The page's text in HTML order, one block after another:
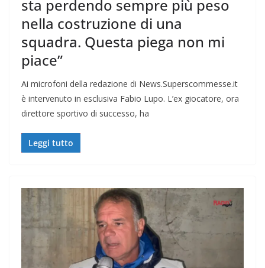
sta perdendo sempre più peso
nella costruzione di una
squadra. Questa piega non mi
piace”
Ai microfoni della redazione di News.Superscommesse.it
è intervenuto in esclusiva Fabio Lupo. L’ex giocatore, ora
direttore sportivo di successo, ha
Leggi tutto